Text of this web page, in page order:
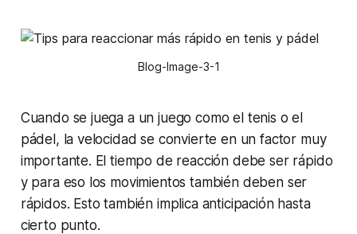
Blog-Image-3-1
Cuando se juega a un juego como el tenis o el
pádel, la velocidad se convierte en un factor muy
importante. El tiempo de reacción debe ser rápido
y para eso los movimientos también deben ser
rápidos. Esto también implica anticipación hasta
cierto punto.